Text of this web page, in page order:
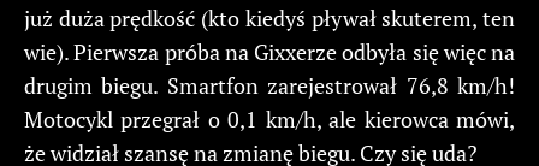
już duża prędkość (kto kiedyś pływał skuterem, ten
wie). Pierwsza próba na Gixxerze odbyła się więc na
drugim biegu. Smartfon zarejestrował 76,8 km/h!
Motocykl przegrał o 0,1 km/h, ale kierowca mówi,
że widział szansę na zmianę biegu. Czy się uda?